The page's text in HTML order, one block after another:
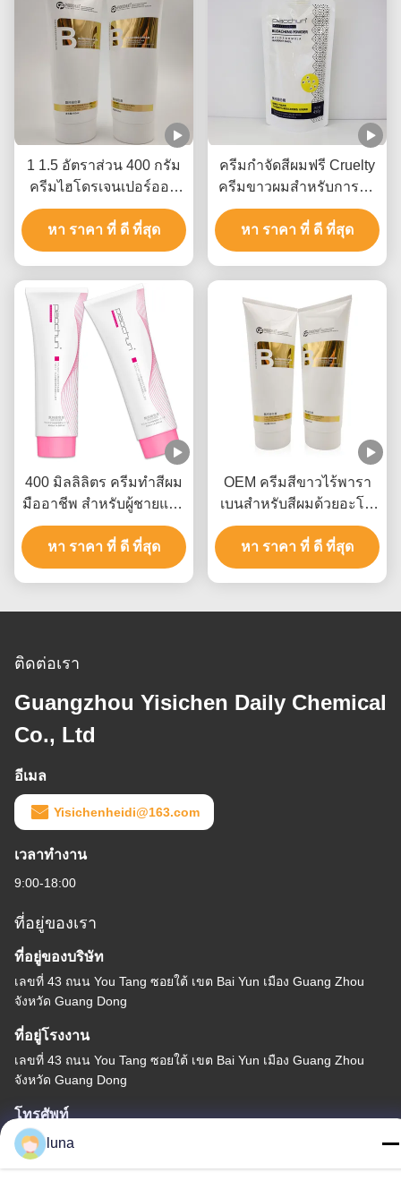
1 1.5 อัตราส่วน 400 กรัม
ครีมไฮโดรเจนเปอร์ออก
ไซด์สําหรับการกําจัดสีผม
หา ราคา ที่ ดี ที่สุด
ครีมกําจัดสีผมฟรี Cruelty
ครีมขาวผมสําหรับการใช้
ในห้องทําความงาม 9
ระดับ
หา ราคา ที่ ดี ที่สุด
400 มิลลิลิตร ครีมทําสีผม
มืออาชีพ สําหรับผู้ชายและ
ผู้หญิงถึง 9 ระดับ
หา ราคา ที่ ดี ที่สุด
OEM ครีมสีขาวไร้พารา
เบนสําหรับสีผมด้วยอะโม
เนียมไฮโดรออกไซด์
หา ราคา ที่ ดี ที่สุด
ติดต่อเรา
Guangzhou Yisichen Daily Chemical
Co., Ltd
อีเมล
Yisichenheidi@163.com
เวลาทำงาน
9:00-18:00
ที่อยู่ของเรา
ที่อยู่ของบริษัท
เลขที่ 43 ถนน You Tang ซอยใต้ เขต Bai Yun เมือง Guang Zhou
จังหวัด Guang Dong
ที่อยู่โรงงาน
เลขที่ 43 ถนน You Tang ซอยใต้ เขต Bai Yun เมือง Guang Zhou
จังหวัด Guang Dong
โทรศัพท์
86-18902309680
luna